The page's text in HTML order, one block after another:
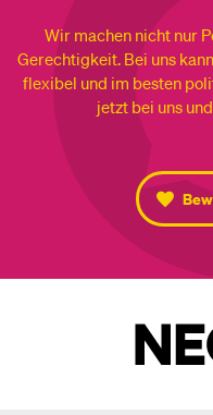
Wir machen nicht nur
Gerechtigkeit. Bei uns
flexibel und im besten
jetzt bei uns